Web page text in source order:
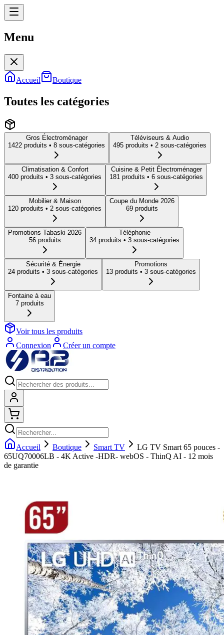
Menu
Accueil Boutique
Toutes les catégories
Gros Électroménager
1422 produits • 8 sous-catégories
Téléviseurs & Audio
495 produits • 2 sous-catégories
Climatisation & Confort
400 produits • 3 sous-catégories
Cuisine & Petit Électroménager
181 produits • 6 sous-catégories
Mobilier & Maison
120 produits • 2 sous-catégories
Coupe du Monde 2026
69 produits
Promotions Tabaski 2026
56produits
Téléphonie
34 produits • 3 sous-catégories
Sécurité & Énergie
24 produits • 3 sous-catégories
Promotions
13 produits • 3 sous-catégories
Fontaine à eau
7produits
Voir tous les produits
Connexion
Créer un compte
Accueil Boutique Smart TV
LG TV Smart 65 pouces -
65UQ70006LB - 4K Active -HDR- webOS - ThinQ AI - 12 mois
de garantie